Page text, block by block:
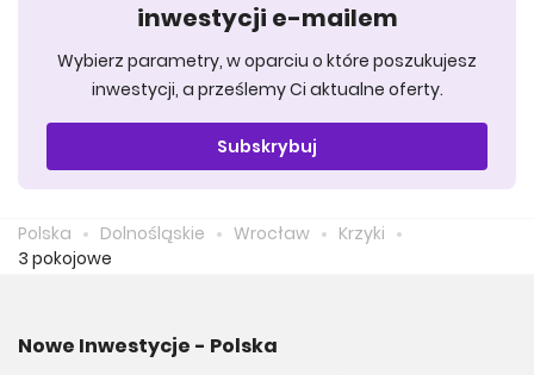
inwestycji e-mailem
Wybierz parametry, w oparciu o które poszukujesz
inwestycji, a prześlemy Ci aktualne oferty.
Subskrybuj
Polska Dolnośląskie Wrocław
Krzyki
3 pokojowe
Nowe Inwestycje - Polska